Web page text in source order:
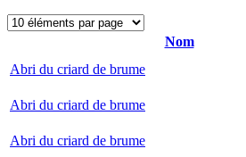
Nom
Abri du criard de brume
Abri du criard de brume
Abri du criard de brume